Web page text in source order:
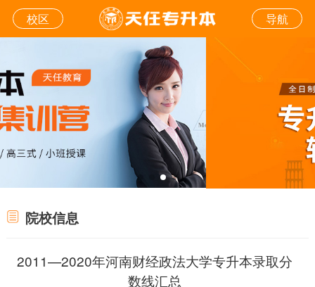
校区 导航
院校信息
2011—2020年河南财经政法大学专升本录取分
数线汇总